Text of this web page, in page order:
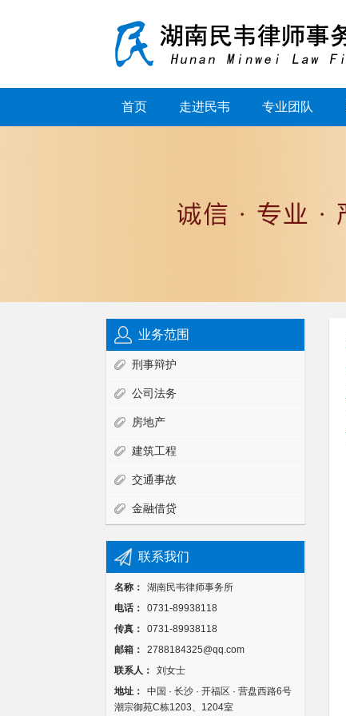
首页 走进民韦 专业团队
业务范围
刑事辩护
公司法务
房地产
建筑工程
交通事故
金融借贷
联系我们
名称：
湖南民韦律师事务所
电话：
0731-89938118
传真：
0731-89938118
邮箱：
2788184325@qq.com
联系人：
刘女士
地址：
中国 · 长沙 · 开福区 · 营盘西路6号
潮宗御苑C栋1203、1204室